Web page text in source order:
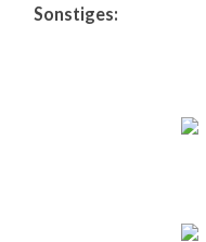
Sonstiges: